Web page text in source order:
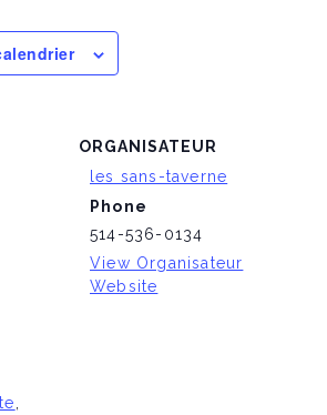
ORGANISATEUR
les sans-taverne
Phone
514-536-0134
View Organisateur
Website